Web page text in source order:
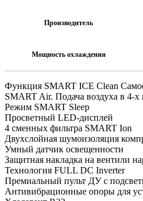
Производитель
Мощность охлаждения
Функция SMART ICE Clean
SMART Air. Подача воздуха в 4-х
Режим SMART Sleep
Просветный LED-дисплей
4 сменных фильтра SMART Ion
Двухслойная шумоизоляция
Умный датчик освещенности
Защитная накладка на вентили
Технология FULL DC Inverter
Премиальный пульт ДУ с
Антивибрационные опоры для